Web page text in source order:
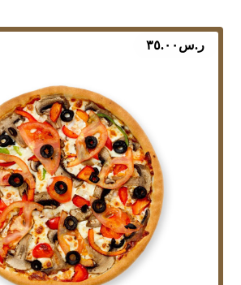
ر.س ٣٥.٠٠